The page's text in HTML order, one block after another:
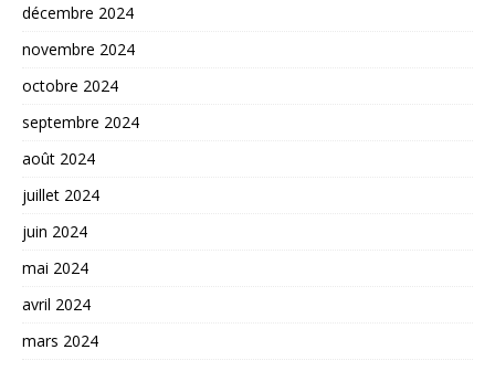
décembre 2024
novembre 2024
octobre 2024
septembre 2024
août 2024
juillet 2024
juin 2024
mai 2024
avril 2024
mars 2024